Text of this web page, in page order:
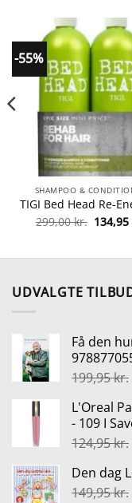
-55%
SHAMPOO &
299,00kr. Den
299,00
134,95
kr..
UDVALGTE
Få den
199,95kr.
L'Oreal
- 109 I
124,95kr.
Den dag
149,95kr.